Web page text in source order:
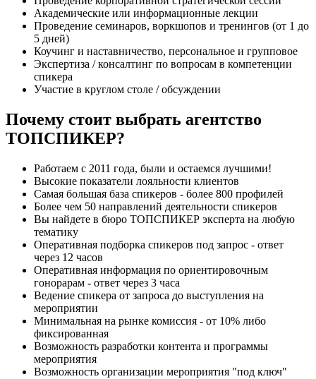
Академические или информационные лекции
Проведение семинаров, воркшопов и тренингов (от 1 до
5 дней)
Коучинг и наставничество, персональное и групповое
Экспертиза / консалтинг по вопросам в компетенции
спикера
Участие в круглом столе / обсуждении
Почему стоит выбрать агентство
ТОПСПИКЕР?
Работаем с 2011 года, были и остаемся лучшими!
Высокие показатели лояльности клиентов
Самая большая база спикеров - более 800 профилей
Более чем 50 направлений деятельности спикеров
Вы найдете в бюро ТОПСПИКЕР эксперта на любую
тематику
Оперативная подборка спикеров под запрос - ответ
через 12 часов
Оперативная информация по ориентировочным
гонорарам - ответ через 3 часа
Ведение спикера от запроса до выступления на
мероприятии
Минимальная на рынке комиссия - от 10% либо
фиксированная
Возможность разработки контента и программы
мероприятия
Возможность организации мероприятия "под ключ"